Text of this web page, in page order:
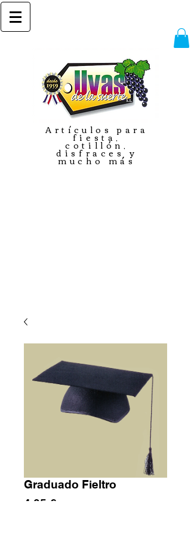
Artículos para
fiesta,
cotillón,
disfraces y
mucho más
Graduado Fieltro
4,85 €Precio